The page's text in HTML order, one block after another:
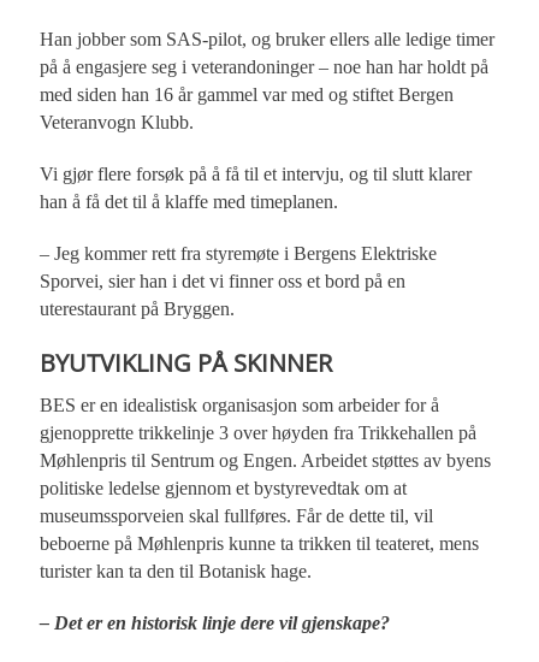
Han jobber som SAS-pilot, og bruker ellers alle ledige timer
på å engasjere seg i veterandoninger – noe han har holdt på
med siden han 16 år gammel var med og stiftet Bergen
Veteranvogn Klubb.
Vi gjør flere forsøk på å få til et intervju, og til slutt klarer
han å få det til å klaffe med timeplanen.
– Jeg kommer rett fra styremøte i Bergens Elektriske
Sporvei, sier han i det vi finner oss et bord på en
uterestaurant på Bryggen.
BYUTVIKLING PÅ SKINNER
BES er en idealistisk organisasjon som arbeider for å
gjenopprette trikkelinje 3 over høyden fra Trikkehallen på
Møhlenpris til Sentrum og Engen. Arbeidet støttes av byens
politiske ledelse gjennom et bystyrevedtak om at
museumssporveien skal fullføres. Får de dette til, vil
beboerne på Møhlenpris kunne ta trikken til teateret, mens
turister kan ta den til Botanisk hage.
– Det er en historisk linje dere vil gjenskape?